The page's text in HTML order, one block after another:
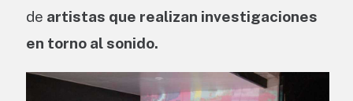
de artistas que realizan investigaciones
en torno al sonido.